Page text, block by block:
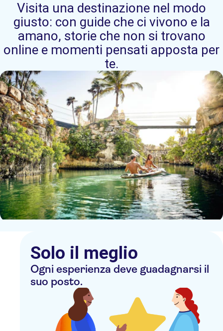
Visita una destinazione nel modo
giusto: con guide che ci vivono e la
amano, storie che non si trovano
online e momenti pensati apposta per
te.
Solo il meglio
Ogni esperienza deve guadagnarsi il
suo posto.